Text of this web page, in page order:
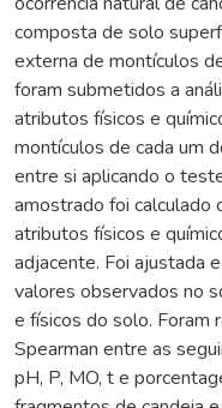
composta de solo
externa de montículos
foram submetidos a
atributos físicos e
montículos de cada um
entre si aplicando o
amostrado foi calculado
atributos físicos e
adjacente. Foi ajustada
valores observados no
e físicos do solo. Foram
Spearman entre as
pH, P, MO, t e